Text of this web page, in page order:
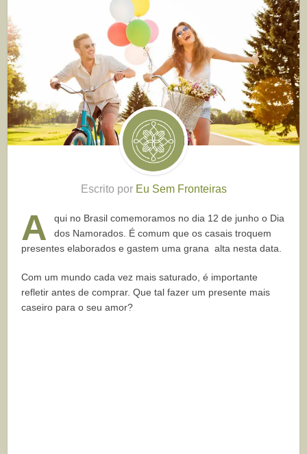
Escrito por Eu Sem Fronteiras
A
qui no Brasil comemoramos no dia 12 de junho o Dia
dos Namorados. É comum que os casais troquem
presentes elaborados e gastem uma grana alta nesta data.
Com um mundo cada vez mais saturado, é importante
refletir antes de comprar. Que tal fazer um presente mais
caseiro para o seu amor?